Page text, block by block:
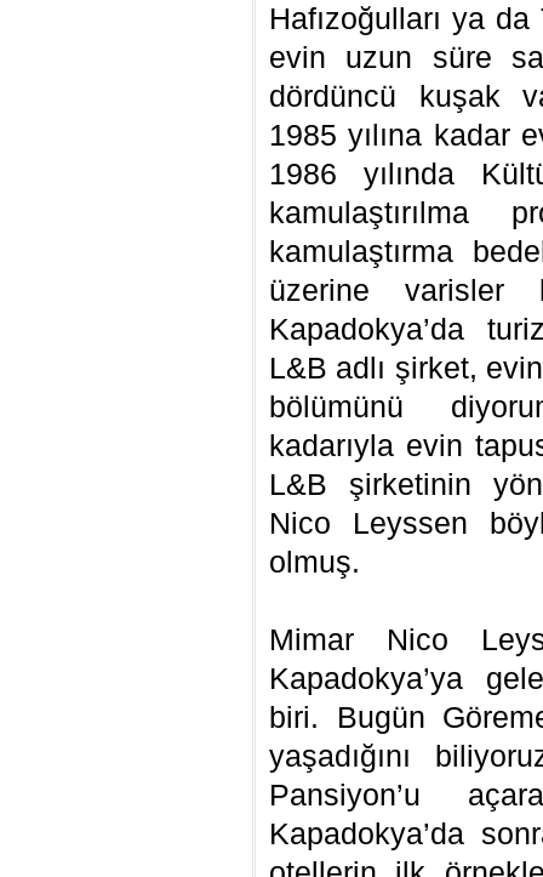
Hafızoğulları ya
evin uzun süre
dördüncü kuşak
1985 yılına kadar
1986 yılında
kamulaştırılma
kamulaştırma
üzerine varisler
Kapadokya’da
L&B adlı şirket,
bölümünü
kadarıyla evin
L&B şirketinin
Nico Leyssen
olmuş.
Mimar Nico
Kapadokya’ya
biri. Bugün
yaşadığını
Pansiyon’u
Kapadokya’da